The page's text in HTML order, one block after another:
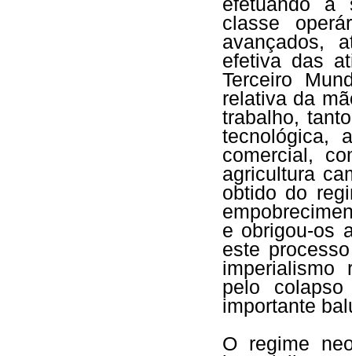
efetuando a
classe
avançados,
efetiva das
Terceiro
relativa da
trabalho,
tecnológica,
comercial,
agricultura
obtido do
e obrigou-os
este
imperialismo
pelo
importante
O regime